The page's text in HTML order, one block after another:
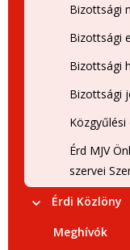
Bizottsági
Bizottsági
Bizottsági
Bizottsági
Érd MJV
szervei
Érdi Közlöny
Meghívók